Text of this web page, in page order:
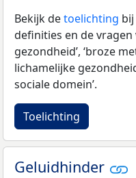
Bekijk detoelichting
definities en de
gezondheid’, ‘broze
lichamelijke
sociale domein’.
Toelichting
Geluidhinder